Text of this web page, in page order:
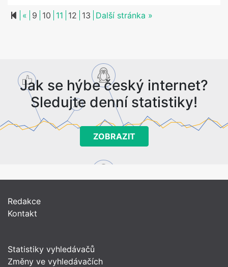
« Previous page
9 10 11 12 13 Další stránka »
Jak se hýbe český internet?
Sledujte denní statistiky!
ZOBRAZIT
Redakce
Kontakt
Statistiky vyhledávačů
Změny ve vyhledávačích